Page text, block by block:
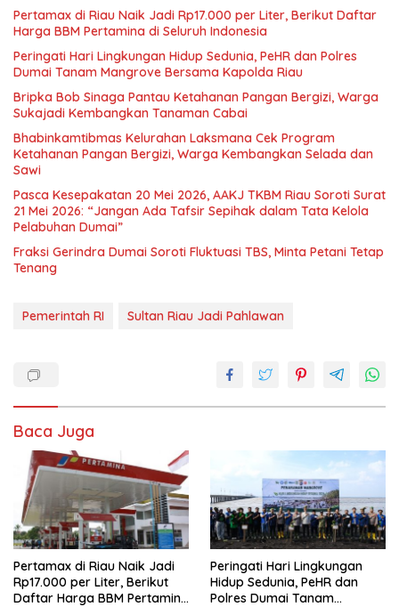
Pertamax di Riau Naik Jadi Rp17.000 per Liter, Berikut Daftar
Harga BBM Pertamina di Seluruh Indonesia
Peringati Hari Lingkungan Hidup Sedunia, PeHR dan Polres
Dumai Tanam Mangrove Bersama Kapolda Riau
Bripka Bob Sinaga Pantau Ketahanan Pangan Bergizi, Warga
Sukajadi Kembangkan Tanaman Cabai
Bhabinkamtibmas Kelurahan Laksmana Cek Program
Ketahanan Pangan Bergizi, Warga Kembangkan Selada dan
Sawi
Pasca Kesepakatan 20 Mei 2026, AAKJ TKBM Riau Soroti Surat
21 Mei 2026: “Jangan Ada Tafsir Sepihak dalam Tata Kelola
Pelabuhan Dumai”
Fraksi Gerindra Dumai Soroti Fluktuasi TBS, Minta Petani Tetap
Tenang
Pemerintah RI Sultan Riau Jadi Pahlawan
Baca Juga
Pertamax di Riau Naik Jadi
Rp17.000 per Liter, Berikut
Daftar Harga BBM Pertamina
Peringati Hari Lingkungan
Hidup Sedunia, PeHR dan
Polres Dumai Tanam